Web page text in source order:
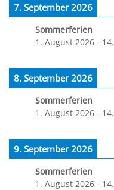
7. September 2026
Sommerferien
1. August 2026 -
8. September 2026
Sommerferien
1. August 2026 -
9. September 2026
Sommerferien
1. August 2026 -